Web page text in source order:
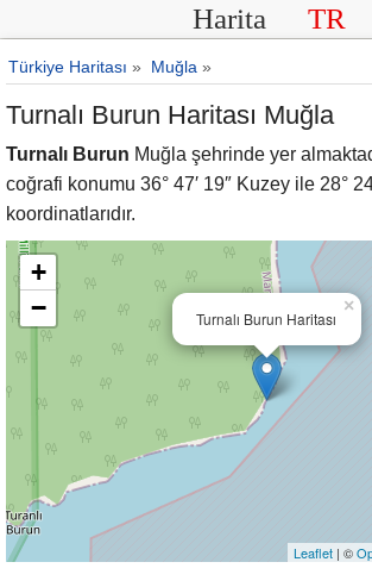
Harita TR
Türkiye Haritası » Muğla »
Turnalı Burun Haritası Muğla
Turnalı Burun Muğla şehrinde yer
coğrafi konumu 36° 47′ 19″ Kuzey ile 28°
koordinatlarıdır.
Turnalı Burun Haritası
×
+
−
Leaflet | ©